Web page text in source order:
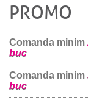
PROMO
Comanda minim
buc
Comanda minim
buc